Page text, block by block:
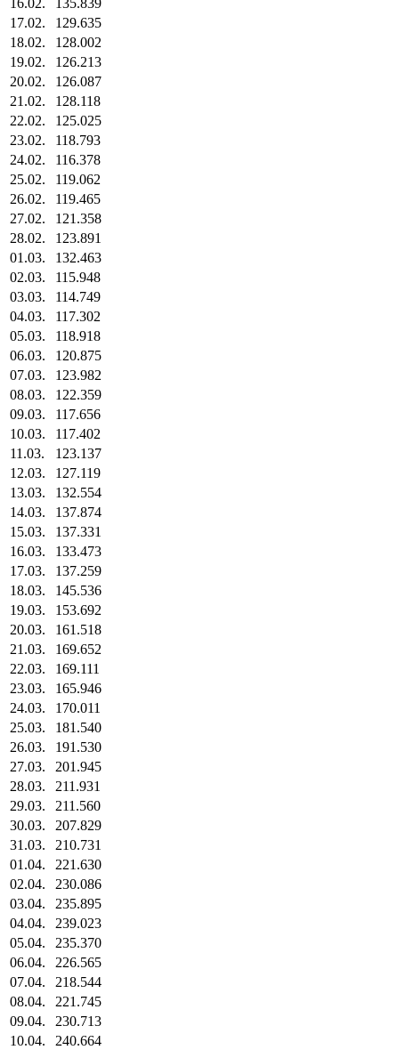
16.02.
135.839
17.02.
129.635
18.02.
128.002
19.02.
126.213
20.02.
126.087
21.02.
128.118
22.02.
125.025
23.02.
118.793
24.02.
116.378
25.02.
119.062
26.02.
119.465
27.02.
121.358
28.02.
123.891
01.03.
132.463
02.03.
115.948
03.03.
114.749
04.03.
117.302
05.03.
118.918
06.03.
120.875
07.03.
123.982
08.03.
122.359
09.03.
117.656
10.03.
117.402
11.03.
123.137
12.03.
127.119
13.03.
132.554
14.03.
137.874
15.03.
137.331
16.03.
133.473
17.03.
137.259
18.03.
145.536
19.03.
153.692
20.03.
161.518
21.03.
169.652
22.03.
169.111
23.03.
165.946
24.03.
170.011
25.03.
181.540
26.03.
191.530
27.03.
201.945
28.03.
211.931
29.03.
211.560
30.03.
207.829
31.03.
210.731
01.04.
221.630
02.04.
230.086
03.04.
235.895
04.04.
239.023
05.04.
235.370
06.04.
226.565
07.04.
218.544
08.04.
221.745
09.04.
230.713
10.04.
240.664